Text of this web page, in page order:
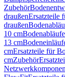
Zubehör
draußenErsatzteile
draußen
10 cm
13 cm
cmErsatzteile für
cmZubehör